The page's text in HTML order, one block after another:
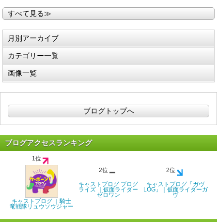
すべて見る≫
月別アーカイブ
カテゴリー一覧
画像一覧
ブログトップへ
ブログアクセスランキング
1位
キャストブログ ｜騎士
竜戦隊リュウソウジャー
2位
キャストブログ ブログ
ライズ ｜仮面ライダー
ゼロワン
2位
キャストブログ「ガヴ
LOG」｜仮面ライダーガ
ヴ